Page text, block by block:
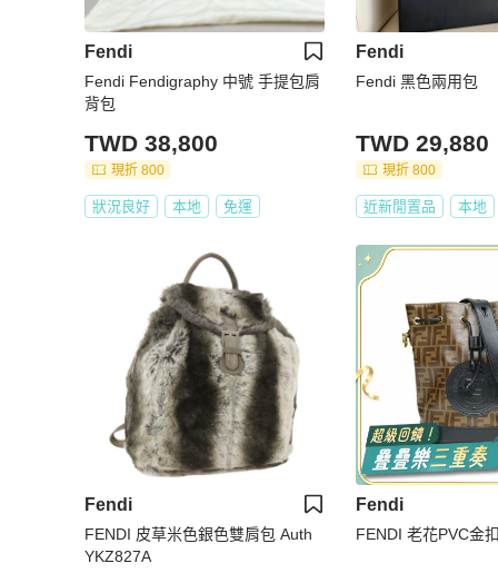
Fendi
Fendi Fendigraphy 中號 手提包肩
背包
TWD 38,800
現折 800
狀況良好 本地 免運
Fendi
Fendi 黑色兩用包
TWD 29,880
現折 800
近新閒置品 本地
Fendi
FENDI 皮草米色銀色雙肩包 Auth
YKZ827A
Fendi
FENDI 老花PVC金